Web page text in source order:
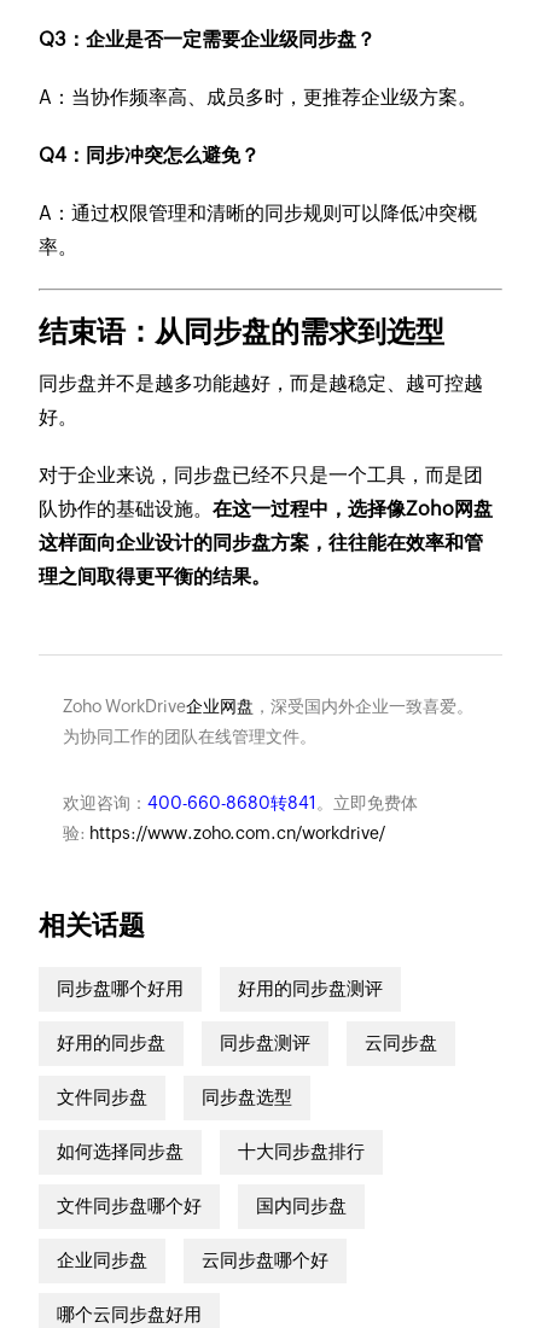
Q3：企业是否一定需要企业级同步盘？
A：当协作频率高、成员多时，更推荐企业级方案。
Q4：同步冲突怎么避免？
A：通过权限管理和清晰的同步规则可以降低冲突概
率。
结束语：从同步盘的需求到选型
同步盘并不是越多功能越好，而是越稳定、越可控越
好。
对于企业来说，同步盘已经不只是一个工具，而是团
队协作的基础设施。在这一过程中，选择像Zoho网盘
这样面向企业设计的同步盘方案，往往能在效率和管
理之间取得更平衡的结果。
Zoho WorkDrive企业网盘 ，深受国内外企业一致喜爱。
为协同工作的团队在线管理文件。
欢迎咨询： 400-660-8680转841 。立即免费体
验: https://www.zoho.com.cn/workdrive/
相关话题
同步盘哪个好用 好用的同步盘测评
好用的同步盘 同步盘测评 云同步盘
文件同步盘 同步盘选型
如何选择同步盘 十大同步盘排行
文件同步盘哪个好 国内同步盘
企业同步盘 云同步盘哪个好
哪个云同步盘好用